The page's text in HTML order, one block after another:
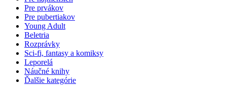
Pre prvákov
Pre pubertiakov
Young Adult
Beletria
Rozprávky
Sci-fi, fantasy a komiksy
Leporelá
Náučné knihy
Ďalšie kategórie